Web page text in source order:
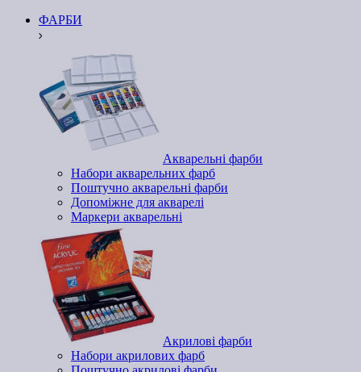
ФАРБИ
Акварельні фарби
Набори акварельних фарб
Поштучно акварельні фарби
Допоміжне для акварелі
Маркери акварельні
Акрилові фарби
Набори акрилових фарб